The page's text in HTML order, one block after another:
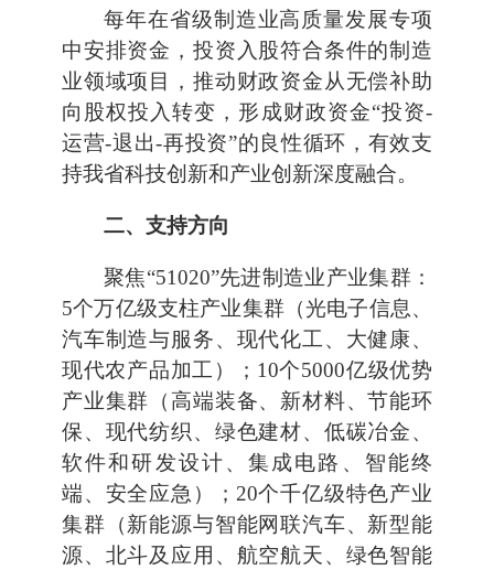
每年在省级制造业高质量发展专项
中安排资金，投资入股符合条件的制造
业领域项目，推动财政资金从无偿补助
向股权投入转变，形成财政资金“投资-
运营-退出-再投资”的良性循环，有效支
持我省科技创新和产业创新深度融合。
二、支持方向
聚焦“51020”先进制造业产业集群：
5个万亿级支柱产业集群（光电子信息、
汽车制造与服务、现代化工、大健康、
现代农产品加工）；10个5000亿级优势
产业集群（高端装备、新材料、节能环
保、现代纺织、绿色建材、低碳冶金、
软件和研发设计、集成电路、智能终
端、安全应急）；20个千亿级特色产业
集群（新能源与智能网联汽车、新型能
源、北斗及应用、航空航天、绿色智能